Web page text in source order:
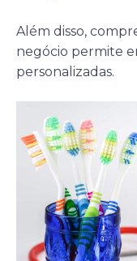
Além disso,
negócio permite
personalizadas.